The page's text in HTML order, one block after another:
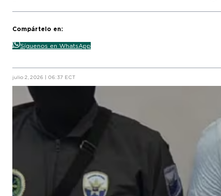
Compártelo en:
Síguenos en WhatsApp
julio 2, 2026 | 06:37 ECT